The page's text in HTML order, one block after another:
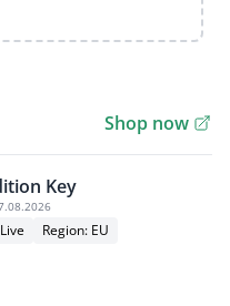
Shop now
Key
Region: EU